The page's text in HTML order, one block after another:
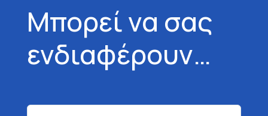
Μπορεί να σας
ενδιαφέρουν…